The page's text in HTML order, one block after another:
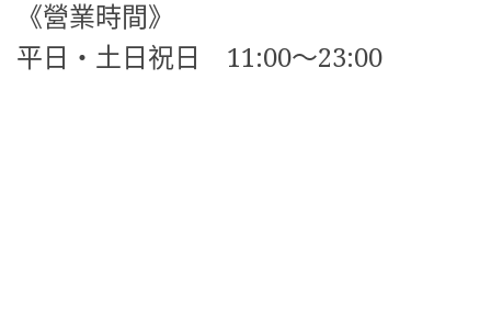
《營業時間》
平日・土日祝日 11:00〜23:00